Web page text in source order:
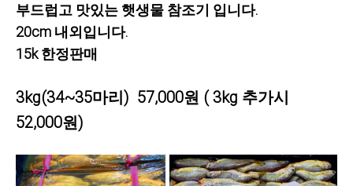
부드럽고 맛있는 햇생물 참조기 입니다.
20cm 내외입니다.
15k 한정판매
3kg(34~35마리) 57,000원 ( 3kg 추가시
52,000원)